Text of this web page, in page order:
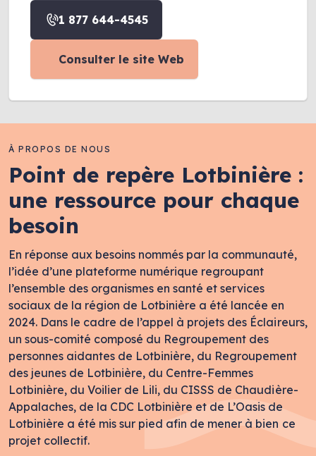
1 877 644-4545
Consulter le site Web
À PROPOS DE NOUS
Point de repère Lotbinière :
une ressource pour chaque
besoin
En réponse aux besoins nommés par la communauté,
l’idée d’une plateforme numérique regroupant
l’ensemble des organismes en santé et services
sociaux de la région de Lotbinière a été lancée en
2024. Dans le cadre de l’appel à projets des Éclaireurs,
un sous-comité composé du Regroupement des
personnes aidantes de Lotbinière, du Regroupement
des jeunes de Lotbinière, du Centre-Femmes
Lotbinière, du Voilier de Lili, du CISSS de Chaudière-
Appalaches, de la CDC Lotbinière et de L’Oasis de
Lotbinière a été mis sur pied afin de mener à bien ce
projet collectif.